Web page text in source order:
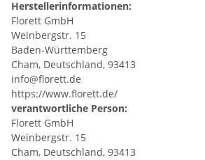
Herstellerinformationen:
Florett GmbH
Weinbergstr. 15
Baden-Württemberg
Cham, Deutschland, 93413
info@florett.de
https://www.florett.de/
verantwortliche Person:
Florett GmbH
Weinbergstr. 15
Cham, Deutschland, 93413